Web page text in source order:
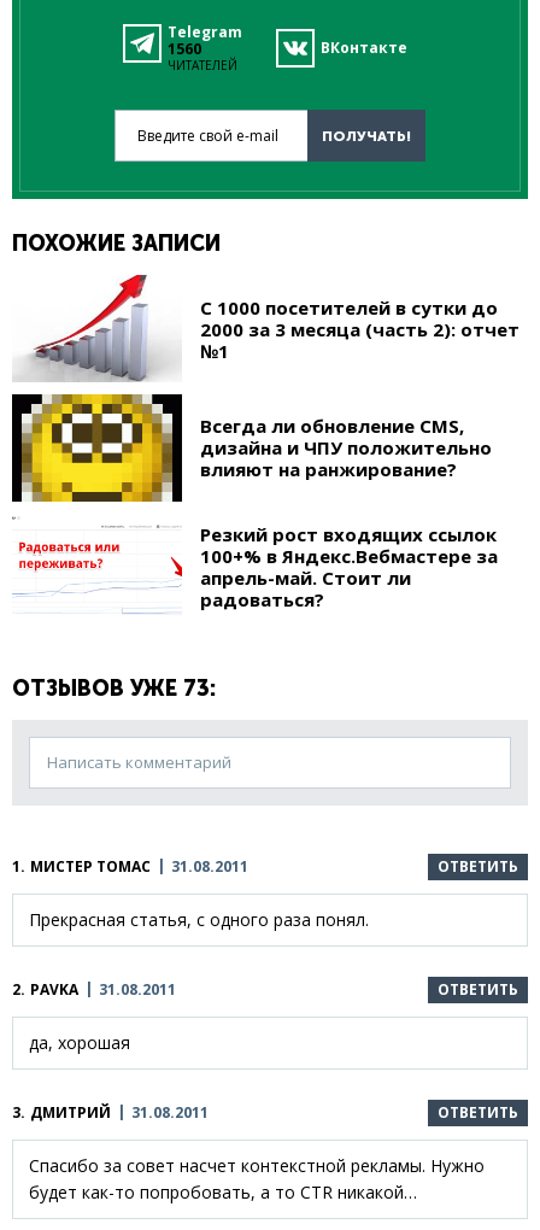
Telegram
1560
ЧИТАТЕЛЕЙ
ВКонтакте
ПОЛУЧАТЬ!
ПОХОЖИЕ ЗАПИСИ
С 1000 посетителей в сутки до
2000 за 3 месяца (часть 2): отчет
№1
Всегда ли обновление CMS,
дизайна и ЧПУ положительно
влияют на ранжирование?
Резкий рост входящих ссылок
100+% в Яндекс.Вебмастере за
апрель-май. Стоит ли
радоваться?
ОТЗЫВОВ УЖЕ 73:
Написать комментарий
1. МИСТЕР ТОМАС 31.08.2011 ОТВЕТИТЬ
Прекрасная статья, с одного раза понял.
2. PAVKA 31.08.2011 ОТВЕТИТЬ
да, хорошая
3. ДМИТРИЙ 31.08.2011 ОТВЕТИТЬ
Спасибо за совет насчет контекстной рекламы. Нужно
будет как-то попробовать, а то CTR никакой…